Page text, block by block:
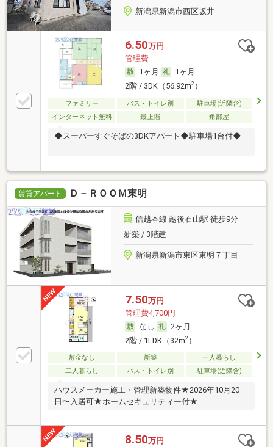
新潟県新潟市西区坂井
6.50万円
管理費-
1ヶ月
1ヶ月
2階 / 3DK（56.92m2）
ファミリー バス・トイレ別
駐車場(近隣含)
インターネット無料
最上階 角部屋
◆スーパーすぐそばの3DKアパート◆駐車場1台付◆
賃貸アパート Ｄ－ＲＯＯＭ東明
信越本線 越後石山駅 徒歩9分
新築 / 3階建
新潟県新潟市東区東明７丁目
7.50万円
管理費4,700円
なし
2ヶ月
2階 / 1LDK（32m2）
敷金なし 新築
一人暮らし
二人暮らし
バス・トイレ別 駐車場(近隣含)
ハウスメーカー施工・管理新築物件★2026年10月20
日〜入居可★ホームセキュリティー付★
8.50万円